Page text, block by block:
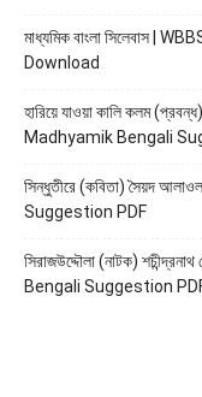
মাধ্যমিক বাংলা সিলেবাস |
Download
হারিয়ে যাওয়া কালি কলম
Madhyamik Bengali
সিন্ধুতীরে (কবিতা) সৈয়দ
Suggestion PDF
সিরাজউদ্দৌলা (নাটক)
Bengali Suggestion